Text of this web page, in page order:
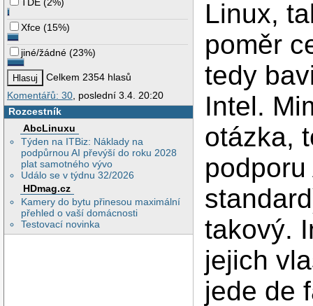
Xfce (15%)
jiné/žádné (23%)
Celkem 2354 hlasů
Komentářů: 30 , poslední 3.4. 20:20
Rozcestník
AbcLinuxu
Týden na ITBiz: Náklady na
podpůrnou AI převýší do roku 2028
plat samotného vývo
Událo se v týdnu 32/2026
HDmag.cz
Kamery do bytu přinesou maximální
přehled o vaší domácnosti
Testovací novinka
Linux,
poměr
tedy
Intel.
otázka,
takový.
jejich
jede de